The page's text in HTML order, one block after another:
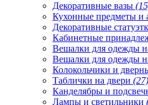
Декоративные вазы
Кухонные предметы и
Декоративные
Кабинетные
Вешалки для одежды
Вешалки для одежды
Колокольчики и
Таблички на двери (27)
Канделябры и
Лампы и светильники